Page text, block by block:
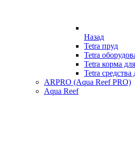
Назад
Tetra пруд
Tetra
Tetra корма
Tetra средства
ARPRO (Aqua Reef PRO)
Aqua Reef